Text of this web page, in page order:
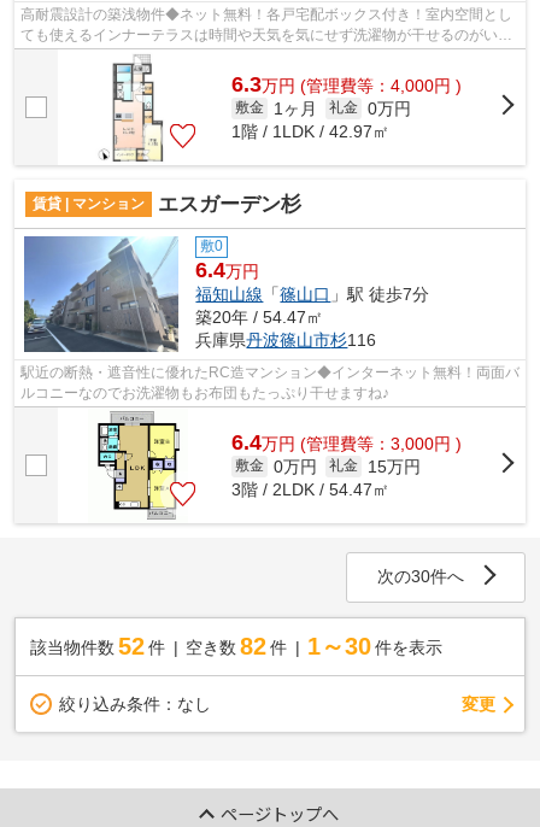
高耐震設計の築浅物件◆ネット無料！各戸宅配ボックス付き！室内空間とし
ても使えるインナーテラスは時間や天気を気にせず洗濯物が干せるのがいい
ですね♪専用庭は屋外水栓付き、エアコ...
6.3万円 (管理費等：4,000円 )
敷金 1ヶ月 礼金 0万円
1階 / 1LDK / 42.97㎡
賃貸 | マンション エスガーデン杉
敷0
6.4万円
福知山線 「篠山口 」駅 徒歩7分
築20年 / 54.47㎡
兵庫県丹波篠山市杉116
駅近の断熱・遮音性に優れたRC造マンション◆インターネット無料！両面バ
ルコニーなのでお洗濯物もお布団もたっぷり干せますね♪
6.4万円 (管理費等：3,000円 )
敷金 0万円 礼金
15万円
3階 / 2LDK / 54.47㎡
次の30件へ
該当物件数 52件 空き数 82 件 1～30 件を表示
絞り込み条件： なし 変更
ページトップへ